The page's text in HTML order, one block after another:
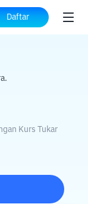
Daftar
TRY
Kurs Tukar